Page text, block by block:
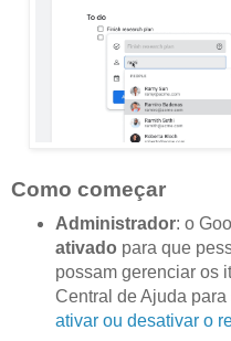
Como começar
Administrador: o
ativado para que
possam gerenciar os
Central de Ajuda
ativar ou desativar o